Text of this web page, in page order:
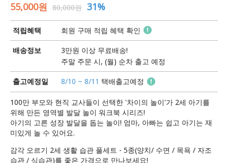
55,000원 80,000원 31%
적립혜택 회원 구매 적립 혜택 확인
배송정보
3만원 이상 무료배송!
주말 주문 시, (월) 순차 출고 예정
출고예정일 8/10 ~ 8/11 택배출고예정
100만 부모와 현직 교사들이 선택한 '차이의 놀이'가 2세 아기를
위해 만든 영역별 발달 놀이 워크북 시리즈!
아기의 고른 성장 발달을 돕는 놀이! 엄마, 아빠는 쉽고 아기는 재
미있게 놀 수 있어요.
감각 오르기 2세 생활 습관 풀세트 - 5종(양치/ 수면 / 목욕 / 자조
습관 / 식습관)를 좋은 가격으로 만나보세요!